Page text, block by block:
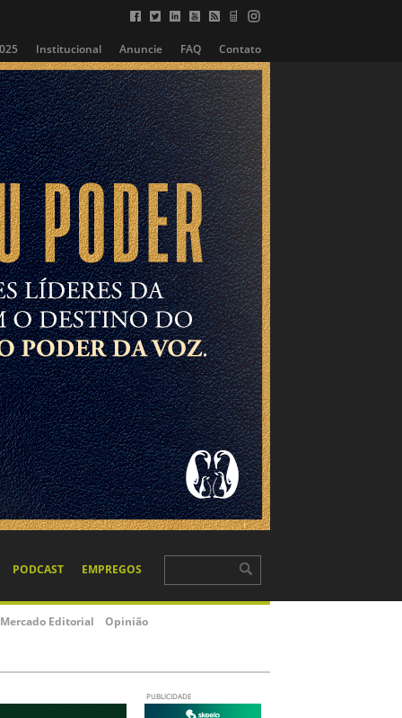
Institucional Anuncie FAQ Contato
PODCAST EMPREGOS
Mercado Editorial Opinião
PUBLICIDADE